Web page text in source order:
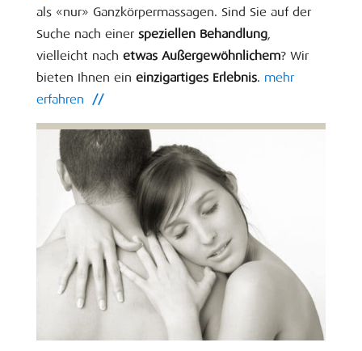
als «nur» Ganzkörpermassagen. Sind Sie auf der
Suche nach einer speziellen Behandlung,
vielleicht nach etwas Außergewöhnlichem? Wir
bieten Ihnen ein einzigartiges Erlebnis. mehr
erfahren
//